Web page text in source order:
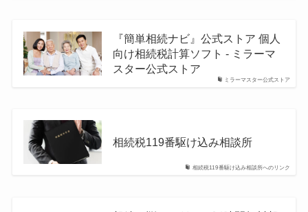
ミラーマスター公式ストア
『簡単相続ナビ』公式ストア 個人
向け相続税計算ソフト - ミラーマ
スター公式ストア
相続税119番駆け込み相談所へのリンク
相続税119番駆け込み相談所